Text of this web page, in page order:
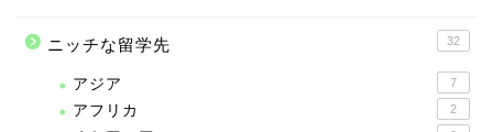
ニッチな留学先 32
アジア 7
アフリカ 2